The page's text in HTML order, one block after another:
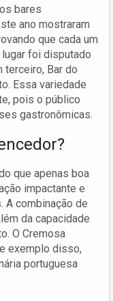
bares
ano mostraram
que cada um
foi disputado
terceiro, Bar do
Essa variedade
pois o público
gastronômicas.
que apenas boa
impactante e
A combinação de
da capacidade
O Cremosa
exemplo disso,
portuguesa